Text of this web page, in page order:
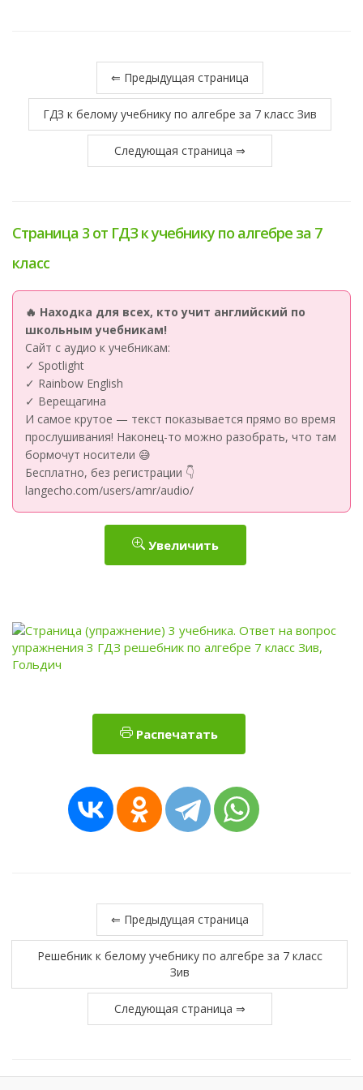
⇐ Предыдущая страница
ГДЗ к белому учебнику по алгебре за 7 класс Зив
Следующая страница ⇒
Страница 3 от ГДЗ к учебнику по алгебре за 7
класс
🔥 Находка для всех, кто учит английский по
школьным учебникам!
Сайт с аудио к учебникам:
✓ Spotlight
✓ Rainbow English
✓ Верещагина
И самое крутое — текст показывается прямо во время
прослушивания! Наконец-то можно разобрать, что там
бормочут носители 😅
Бесплатно, без регистрации 👇
langecho.com/users/amr/audio/
Увеличить
Распечатать
⇐ Предыдущая страница
Решебник к белому учебнику по алгебре за 7 класс
Зив
Следующая страница ⇒